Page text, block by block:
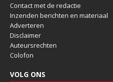
Contact met de redactie
Inzenden berichten en materiaal
Adverteren
Disclaimer
Auteursrechten
Colofon
VOLG ONS